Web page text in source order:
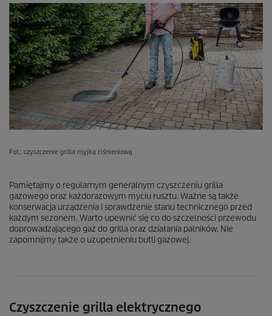
Fot.: czyszczenie grilla myjką ciśnieniową
Pamiętajmy o regularnym generalnym czyszczeniu grilla
gazowego oraz każdorazowym myciu rusztu. Ważne są także
konserwacja urządzenia i sprawdzenie stanu technicznego przed
każdym sezonem. Warto upewnić się co do szczelności przewodu
doprowadzającego gaz do grilla oraz działania palników. Nie
zapomnijmy także o uzupełnieniu butli gazowej.
Czyszczenie grilla elektrycznego